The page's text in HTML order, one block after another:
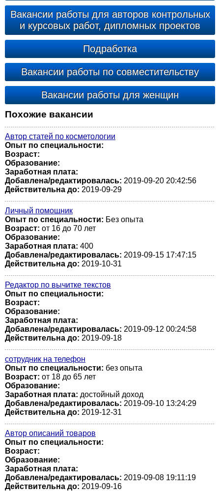
Вакансии работы для авторов контрольных
и курсовых работ, дипломных проектов
Подработка
Вакансии работы по совместительству
Вакансии работы для женщин
Похожие вакансии
Автор статей по косметологии
Опыт по специальности:
Возраст:
Образование:
Заработная плата:
Добавлена/редактировалась: 2019-09-20 20:42:56
Действительна до: 2019-09-29
Личный помощник
Опыт по специальности: Без опыта
Возраст: от 16 до 70 лет
Образование:
Заработная плата: 400
Добавлена/редактировалась: 2019-09-15 17:47:15
Действительна до: 2019-10-31
Редактор по вычитке текстов
Опыт по специальности:
Возраст:
Образование:
Заработная плата:
Добавлена/редактировалась: 2019-09-12 00:24:58
Действительна до: 2019-09-18
сотрудник на телефон
Опыт по специальности: без опыта
Возраст: от 18 до 65 лет
Образование:
Заработная плата: достойный доход
Добавлена/редактировалась: 2019-09-10 13:24:29
Действительна до: 2019-12-31
Автор описаний товаров
Опыт по специальности:
Возраст:
Образование:
Заработная плата:
Добавлена/редактировалась: 2019-09-08 19:11:19
Действительна до: 2019-09-16